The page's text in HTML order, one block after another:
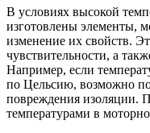
В условиях высокой
изготовлены элементы,
изменение их свойств.
чувствительности, а
Например, если
по Цельсию, возможно
повреждения изоляции.
температурами в